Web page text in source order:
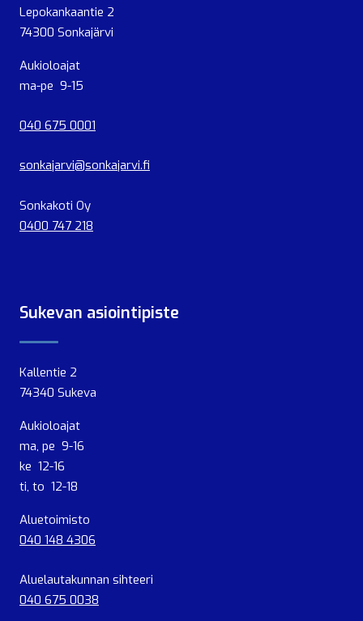
Lepokankaantie 2
74300 Sonkajärvi
Aukioloajat
ma-pe 9-15
040 675 0001
sonkajarvi@sonkajarvi.fi
Sonkakoti Oy
0400 747 218
Sukevan asiointipiste
Kallentie 2
74340 Sukeva
Aukioloajat
ma, pe 9-16
ke 12-16
ti, to 12-18
Aluetoimisto
040 148 4306
Aluelautakunnan sihteeri
040 675 0038